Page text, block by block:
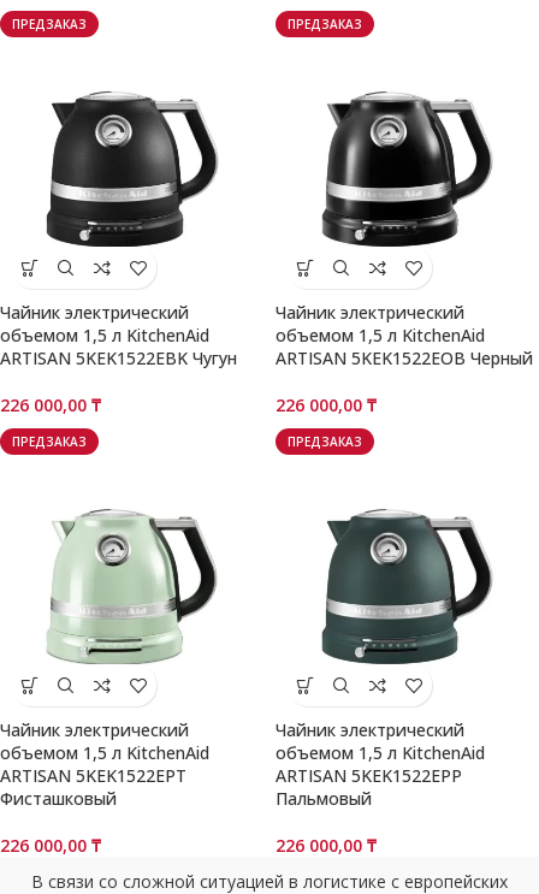
ПРЕДЗАКАЗ
Чайник электрический
объемом 1,5 л KitchenAid
ARTISAN 5KEK1522EBK Чугун
226 000,00 ₸
ПРЕДЗАКАЗ
Чайник электрический
объемом 1,5 л KitchenAid
ARTISAN 5KEK1522EOB Черный
226 000,00 ₸
ПРЕДЗАКАЗ
Чайник электрический
объемом 1,5 л KitchenAid
ARTISAN 5KEK1522EPT
Фисташковый
226 000,00 ₸
ПРЕДЗАКАЗ
Чайник электрический
объемом 1,5 л KitchenAid
ARTISAN 5KEK1522EPP
Пальмовый
226 000,00 ₸
В связи со сложной ситуацией в логистике с европейских